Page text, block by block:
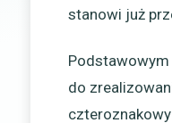
stanowi już
do